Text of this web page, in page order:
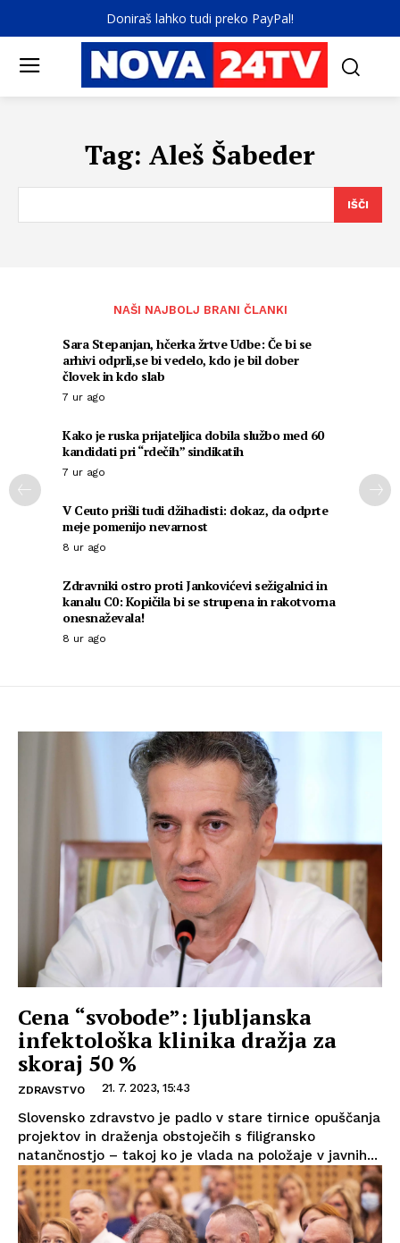
Doniraš lahko tudi preko PayPal!
Tag: Aleš Šabeder
IŠČI
NAŠI NAJBOLJ BRANI ČLANKI
Sara Stepanjan, hčerka žrtve Udbe: Če bi se
arhivi odprli,se bi vedelo, kdo je bil dober
človek in kdo slab
7 ur ago
Kako je ruska prijateljica dobila službo med 60
kandidati pri “rdečih” sindikatih
7 ur ago
V Ceuto prišli tudi džihadisti: dokaz, da odprte
meje pomenijo nevarnost
8 ur ago
Zdravniki ostro proti Jankovićevi sežigalnici in
kanalu C0: Kopičila bi se strupena in rakotvorna
onesnaževala!
8 ur ago
Cena “svobode”: ljubljanska
infektološka klinika dražja za
skoraj 50 %
ZDRAVSTVO 21. 7. 2023, 15:43
Slovensko zdravstvo je padlo v stare tirnice opuščanja
projektov in draženja obstoječih s filigransko
natančnostjo – takoj ko je vlada na položaje v javnih...